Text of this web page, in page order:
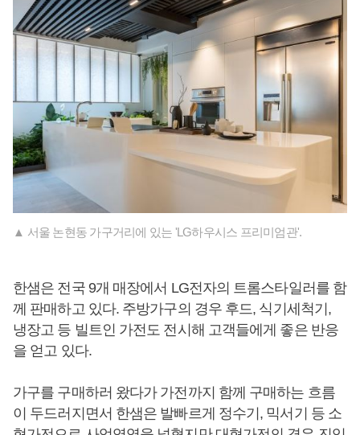
▲ 서울 논현동 가구거리에 있는 'LG하우시스 프리미엄관'.
한샘은 전국 9개 매장에서 LG전자의 트롬스타일러를 함
께 판매하고 있다. 주방가구의 경우 후드, 식기세척기,
냉장고 등 빌트인 가전도 전시해 고객들에게 좋은 반응
을 얻고 있다.
가구를 구매하러 왔다가 가전까지 함께 구매하는 흐름
이 두드러지면서 한샘은 발빠르게 정수기, 믹서기 등 소